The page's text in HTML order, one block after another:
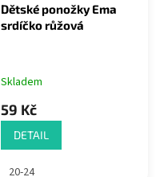
Dětské ponožky Ema
srdíčko růžová
Skladem
59 Kč
DETAIL
20-24